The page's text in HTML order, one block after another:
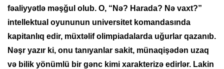
fəaliyyətlə məşğul olub. O, “Nə? Harada? Nə vaxt?”
intellektual oyununun universitet komandasında
kapitanlıq edir, müxtəlif olimpiadalarda uğurlar qazanıb.
Nəşr yazır ki, onu tanıyanlar sakit, münaqişədən uzaq
və bilik yönümlü bir gənc kimi xarakterizə edirlər. Lakin